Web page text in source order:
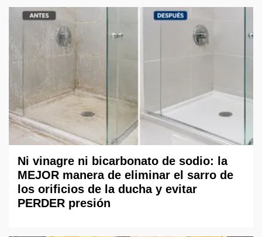
Ni vinagre ni bicarbonato de sodio: la
MEJOR manera de eliminar el sarro de
los orificios de la ducha y evitar
PERDER presión